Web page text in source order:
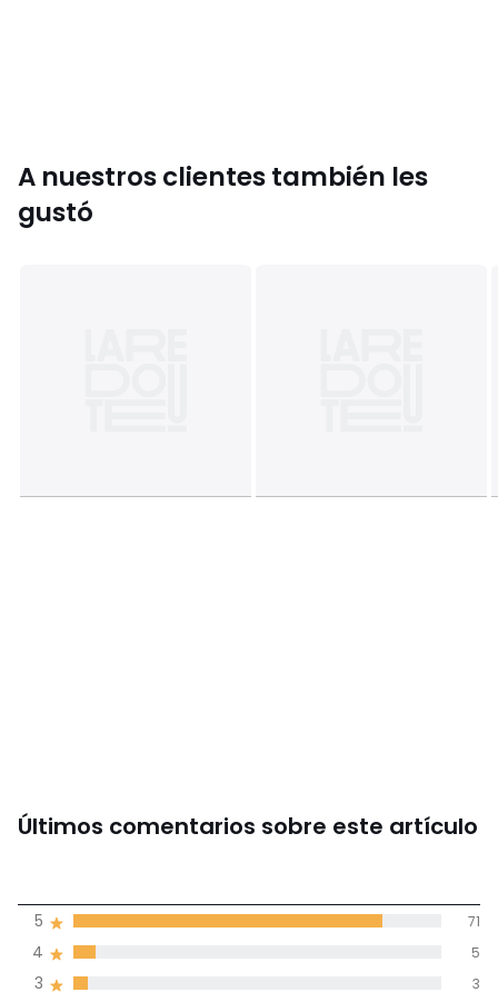
A nuestros clientes también les
gustó
Últimos comentarios sobre este artículo
4,6
(85)
3 3
4 5
5 71